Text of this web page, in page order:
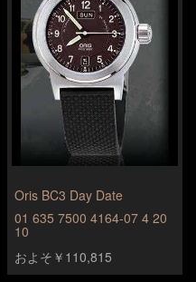
Oris BC3 Day Date
01 635 7500 4164-07 4 20
10
およそ￥110,815